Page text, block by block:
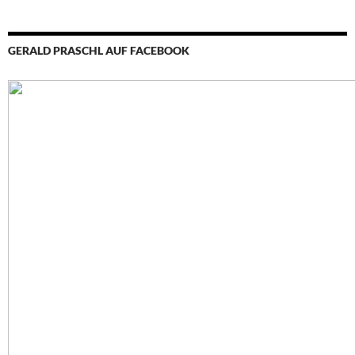
GERALD PRASCHL AUF FACEBOOK